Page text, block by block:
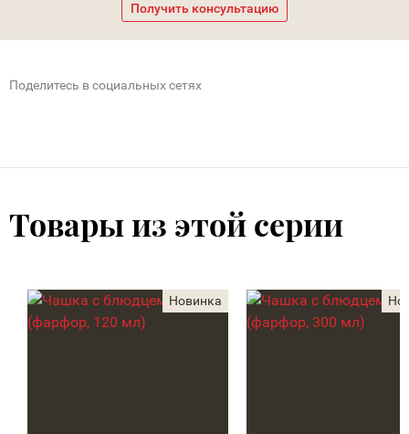
Получить консультацию
Поделитесь в социальных сетях
Товары из этой серии